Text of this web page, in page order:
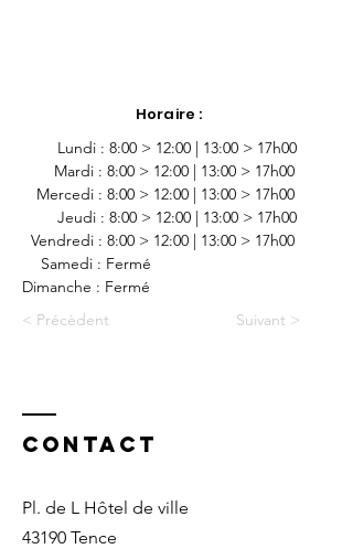
Horaire :
        Lundi : 8:00 > 12:00 | 13:00 > 17h00
Mardi : 8:00 > 12:00 | 13:00 > 17h00
Mercedi : 8:00 > 12:00 | 13:00 > 17h00
        Jeudi : 8:00 > 12:00 | 13:00 > 17h00
  Vendredi : 8:00 > 12:00 | 13:00 > 17h00
Samedi : Fermé
Dimanche : Fermé
< Précèdent
Suivant >
Contact
Pl. de L Hôtel de ville
43190 Tence